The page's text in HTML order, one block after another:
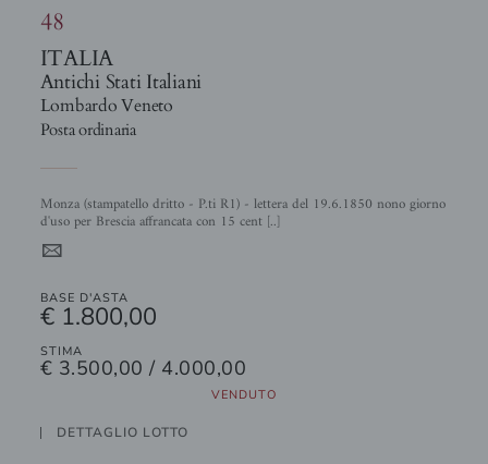
48
ITALIA
Antichi Stati Italiani
Lombardo Veneto
Posta ordinaria
Monza (stampatello dritto - P.ti R1) - lettera del 19.6.1850 nono giorno
d'uso per Brescia affrancata con 15 cent [..]
4
BASE D'ASTA
€ 1.800,00
STIMA
€ 3.500,00 / 4.000,00
VENDUTO
DETTAGLIO LOTTO